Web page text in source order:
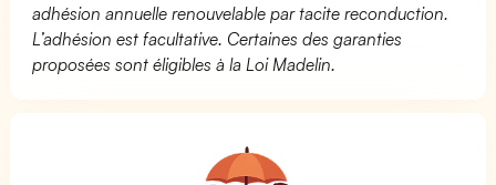
adhésion annuelle renouvelable par tacite reconduction.
L’adhésion est facultative. Certaines des garanties
proposées sont éligibles à la Loi Madelin.